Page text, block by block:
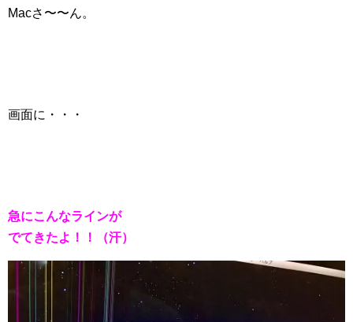
Macさ〜〜ん。
画面に・・・
急にこんなラインが
でてきたよ！！（汗）